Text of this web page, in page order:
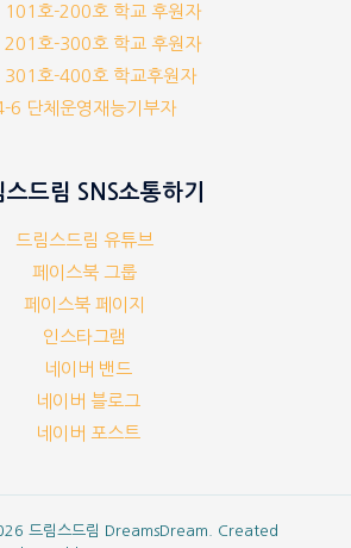
호-200호 학교 후원자
호-300호 학교 후원자
호-400호 학교후원자
6 단체운영재능기부자
스드림 SNS소통하기
드림스드림 유튜브
페이스북 그룹
페이스북 페이지
인스타그램
네이버 밴드
네이버 블로그
네이버 포스트
드림스드림 DreamsDream. Created